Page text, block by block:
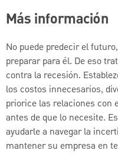
Más información
No puede predecir el
preparar para él. De eso
contra la recesión.
los costos innecesarios,
priorice las relaciones con
antes de que lo necesite.
ayudarle a navegar la
mantener su empresa en